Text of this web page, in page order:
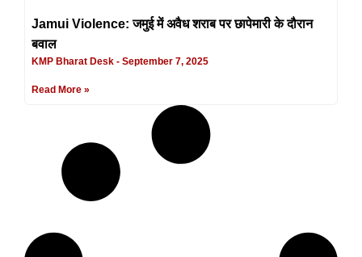
Jamui Violence: जमुई में अवैध शराब पर छापेमारी के दौरान
बवाल
KMP Bharat Desk September 7, 2025
Read More »